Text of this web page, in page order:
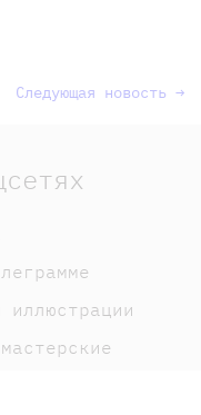
Следующая новость →
иллюстрации